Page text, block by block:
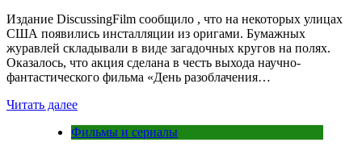
Издание DiscussingFilm сообщило , что на некоторых улицах
США появились инсталляции из оригами. Бумажных
журавлей складывали в виде загадочных кругов на полях.
Оказалось, что акция сделана в честь выхода научно-
фантастического фильма «День разоблачения…
Читать далее
Фильмы и сериалы